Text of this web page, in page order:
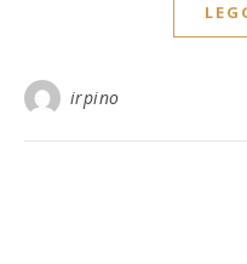
irpino